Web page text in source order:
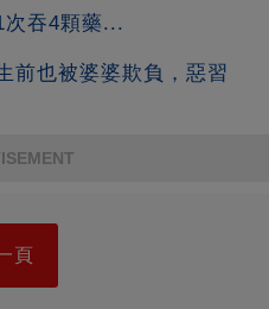
次吞4顆藥...
前也被婆婆欺負，惡習
頁